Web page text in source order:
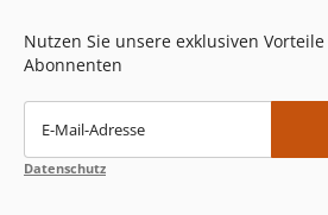
Nutzen Sie unsere exklusiven
Abonnenten
E-Mail-Adresse
Datenschutz